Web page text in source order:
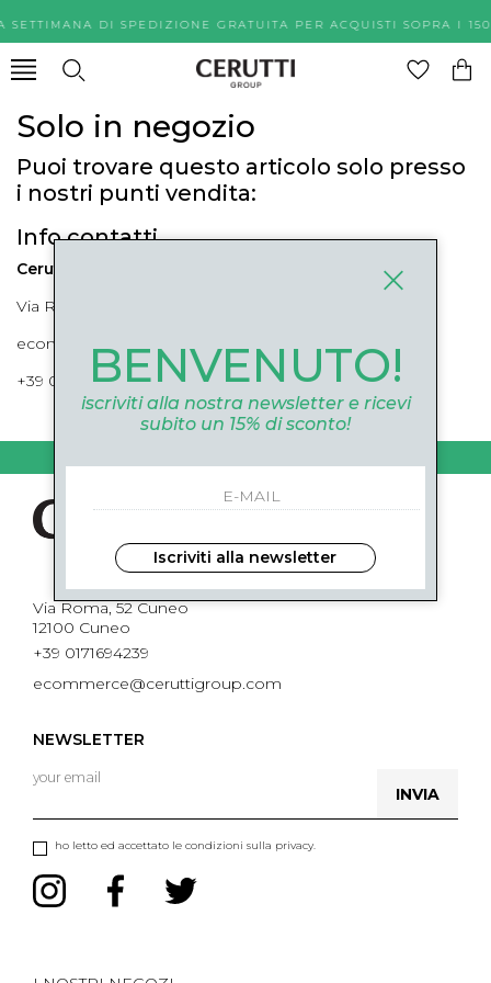
SETTIMANA DI SPEDIZIONE GRATUITA PER ACQUISTI
Solo in negozio
Puoi trovare questo articolo solo presso
i nostri punti vendita:
Info contatti
Cerutti Boutique
Via Roma, 52 Cuneo 12100 Cuneo
ecommerce@ceruttigroup.com
+39 0171694239
Via Roma, 52 Cuneo
12100 Cuneo
+39 0171694239
ecommerce@ceruttigroup.com
NEWSLETTER
ho letto ed accettato le condizioni sulla privacy.
INVIA
BENVENUTO!
iscriviti alla nostra newsletter e ricevi
subito un 15% di sconto!
Iscriviti alla newsletter